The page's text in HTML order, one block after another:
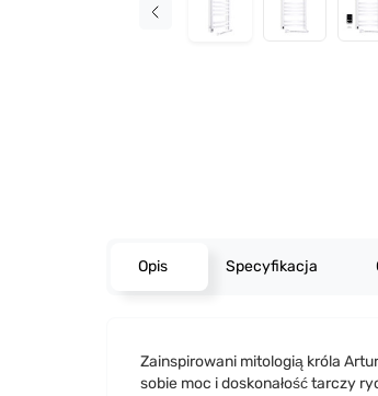
Opis Specyfikacja
Zainspirowani mitologią króla
sobie moc i doskonałość tarczy